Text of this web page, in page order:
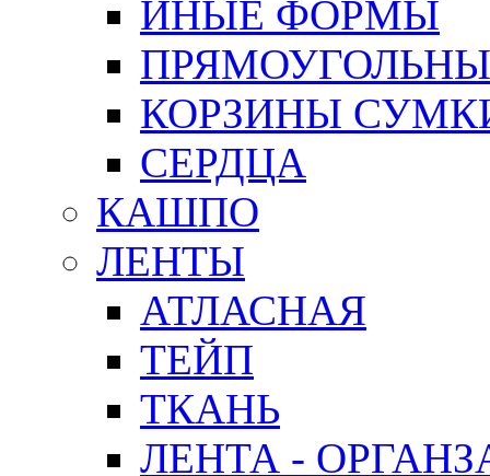
ИНЫЕ ФОРМЫ
КОРЗИНЫ
СЕРДЦА
КАШПО
ЛЕНТЫ
АТЛАСНАЯ
ТЕЙП
ТКАНЬ
ЛЕНТА -